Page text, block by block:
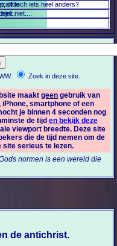
of toch iets heel anders?
niet....
Zoek in deze site.
maaktgeen gebruik van
smartphone of een
je binnen 4 seconden nog
de tijd en bekijk deze
viewport breedte. Deze site
die de tijd nemen om de
site serieus te lezen.
normen is een wereld die
de antichrist.